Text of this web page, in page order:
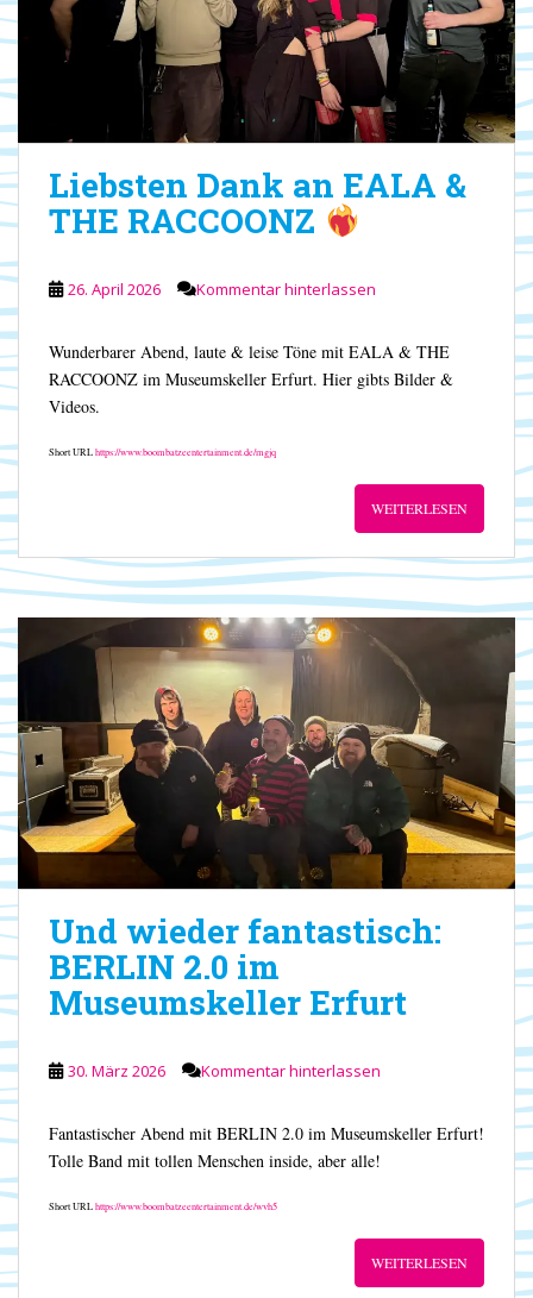
Liebsten Dank an EALA &
THE RACCOONZ
26. April 2026 Kommentar hinterlassen
Wunderbarer Abend, laute & leise Töne mit EALA & THE
RACCOONZ im Museumskeller Erfurt. Hier gibts Bilder &
Videos.
Short URLhttps://www.boombatzeentertainment.de/mgjq
WEITERLESEN
Und wieder fantastisch:
BERLIN 2.0 im
Museumskeller Erfurt
30. März 2026 Kommentar hinterlassen
Fantastischer Abend mit BERLIN 2.0 im Museumskeller Erfurt!
Tolle Band mit tollen Menschen inside, aber alle!
Short URLhttps://www.boombatzeentertainment.de/wvh5
WEITERLESEN